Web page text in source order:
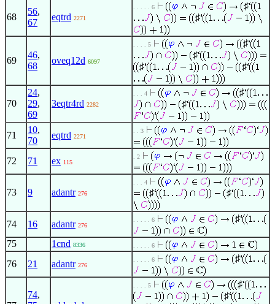
68
56,
67
eqtrd 2271
. . . . . 6
♯
♯
69
46,
68
oveq12d 6097
. . . . 5
♯
♯
♯
♯
70
24,
29,
69
3eqtr4rd 2282
. . . 4
♯
♯
71
10,
70
eqtrd 2271
. . 3
72 71 ex 115
. 2
73 9 adantr 276
. . . 4
♯ ♯
74 16 adantr 276
. . . . . 6 ♯
75 1cnd 8336 . . . . . 6
76 21 adantr 276
. . . . . 6 ♯
74,
. . . . 5
♯
♯